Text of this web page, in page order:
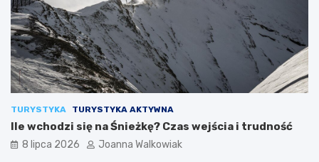
TURYSTYKA TURYSTYKA AKTYWNA
Ile wchodzi się na Śnieżkę? Czas wejścia i trudność
8 lipca 2026 Joanna Walkowiak